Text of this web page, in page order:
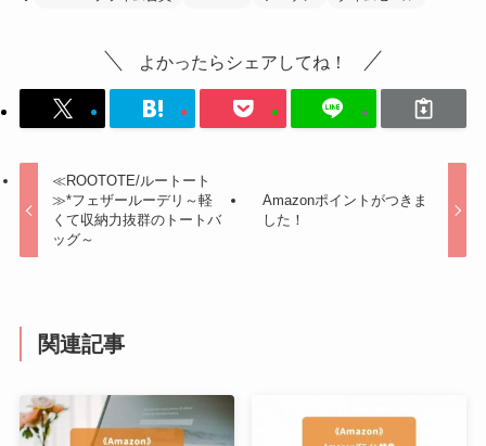
よかったらシェアしてね！
≪ROOTOTE/ルートート
≫*フェザールーデリ～軽
くて収納力抜群のトートバ
ッグ～
Amazonポイントがつきま
した！
関連記事